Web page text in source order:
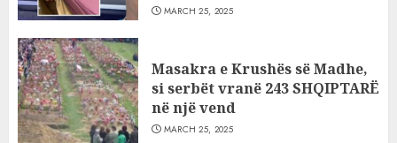
MARCH 25, 2025
Masakra e Krushës së Madhe,
si serbët vranë 243 SHQIPTARË
në një vend
MARCH 25, 2025